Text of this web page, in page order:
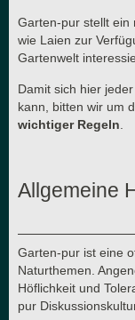
Garten-pur stellt ein
wie Laien zur
Gartenwelt
Damit sich hier
kann, bitten wir um
wichtiger Regeln
Allgemeine
Garten-pur ist eine
Naturthemen.
Höflichkeit und
pur